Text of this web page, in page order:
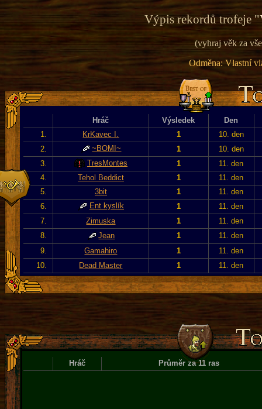
Výpis rekordů trofeje "
(vyhraj věk za
Odměna: Vlastní
Hráč Výsledek
Den
1.
KrKavec I. 1
10. den
2.
~BOMI~ 1
10. den
3.
TresMontes 1
11. den
4.
Tehol Beddict 1
11. den
5.
3bit 1
11. den
6.
Ent kyslík 1
11. den
7.
Zimuska 1
11. den
8.
Jean 1
11. den
9.
Gamahiro 1
11. den
10.
Dead Master 1 11. den
Hráč Průměr za 11 ras